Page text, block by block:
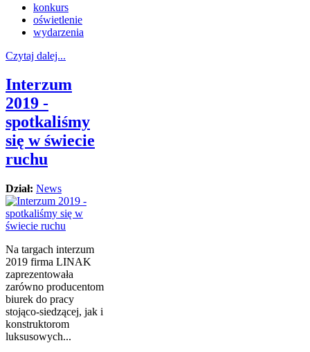
konkurs
oświetlenie
wydarzenia
Czytaj dalej...
Interzum
2019 -
spotkaliśmy
się w świecie
ruchu
Dział: News
Na targach interzum
2019 firma LINAK
zaprezentowała
zarówno producentom
biurek do pracy
stojąco-siedzącej, jak i
konstruktorom
luksusowych...